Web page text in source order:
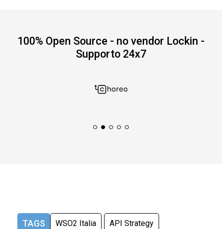
100% Open Source - no vendor Lockin -
Supporto 24x7
TAGS WSO2 Italia API Strategy